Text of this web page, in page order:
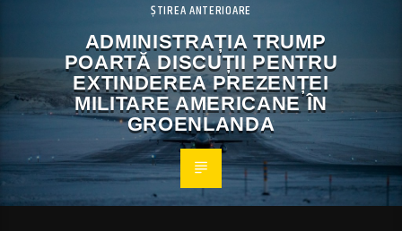
ȘTIREA ANTERIOARE
ADMINISTRAȚIA TRUMP
POARTĂ DISCUȚII PENTRU
EXTINDEREA PREZENȚEI
MILITARE AMERICANE ÎN
GROENLANDA